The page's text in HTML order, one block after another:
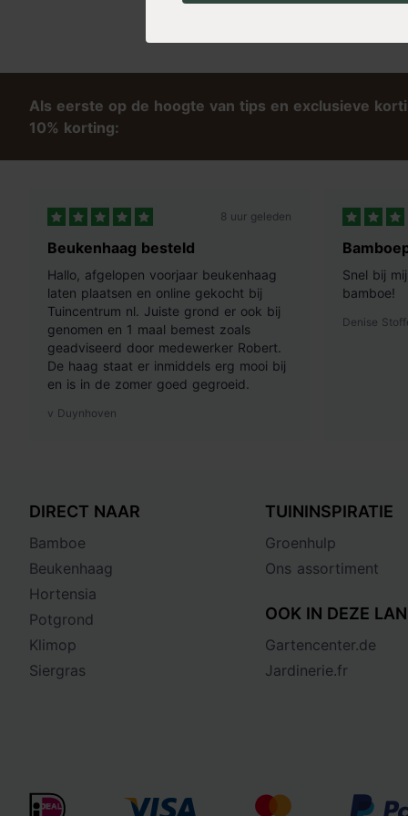
Als eerste op de hoogte van tips en exclusieve
10% korting:
8 uur geleden
Beukenhaag besteld
Hallo, afgelopen voorjaar beukenhaag
laten plaatsen en online gekocht bij
Tuincentrum nl. Juiste grond er ook bij
genomen en 1 maal bemest zoals
geadviseerd door medewerker Robert.
De haag staat er inmiddels erg mooi bij
en is in de zomer goed gegroeid.
v Duynhoven
Snel bij
bamboe!
Denise
DIRECT NAAR
Bamboe
Beukenhaag
Hortensia
Potgrond
Klimop
Siergras
TUININSPIRATIE
Groenhulp
Ons assortiment
OOK IN DEZE
Gartencenter.de
Jardinerie.fr